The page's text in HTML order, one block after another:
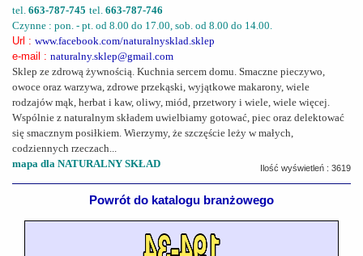
tel. 663-787-745 tel. 663-787-746
Czynne : pon. - pt. od 8.00 do 17.00, sob. od 8.00 do 14.00.
Url : www.facebook.com/naturalnysklad.sklep
e-mail : naturalny.sklep@gmail.com
Sklep ze zdrową żywnością. Kuchnia sercem domu. Smaczne pieczywo,
owoce oraz warzywa, zdrowe przekąski, wyjątkowe makarony, wiele
rodzajów mąk, herbat i kaw, oliwy, miód, przetwory i wiele, wiele więcej.
Wspólnie z naturalnym składem uwielbiamy gotować, piec oraz delektować
się smacznym posiłkiem. Wierzymy, że szczęście leży w małych,
codziennych rzeczach...
mapa dla NATURALNY SKŁAD
Ilość wyświetleń : 3619
Powrót do katalogu branżowego